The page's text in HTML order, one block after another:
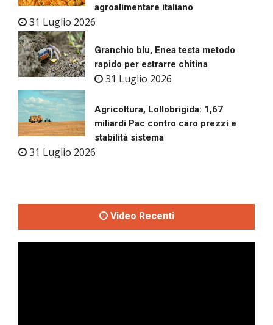
agroalimentare italiano
31 Luglio 2026
Granchio blu, Enea testa metodo
rapido per estrarre chitina
31 Luglio 2026
Agricoltura, Lollobrigida: 1,67
miliardi Pac contro caro prezzi e
stabilità sistema
31 Luglio 2026
Video Recenti